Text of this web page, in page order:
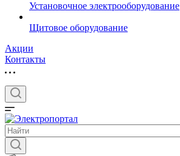
Установочное электрооборудование
Щитовое оборудование
Акции
Контакты